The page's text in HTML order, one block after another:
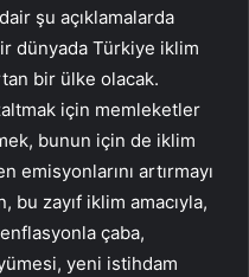
şu açıklamalarda
dünyada Türkiye iklim
bir ülke olacak.
için memleketler
bunun için de iklim
artırmayı
zayıf iklim amacıyla,
çaba,
yeni istihdam